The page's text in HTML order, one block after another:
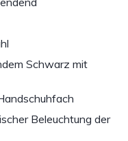
Schwarz mit
Beleuchtung der